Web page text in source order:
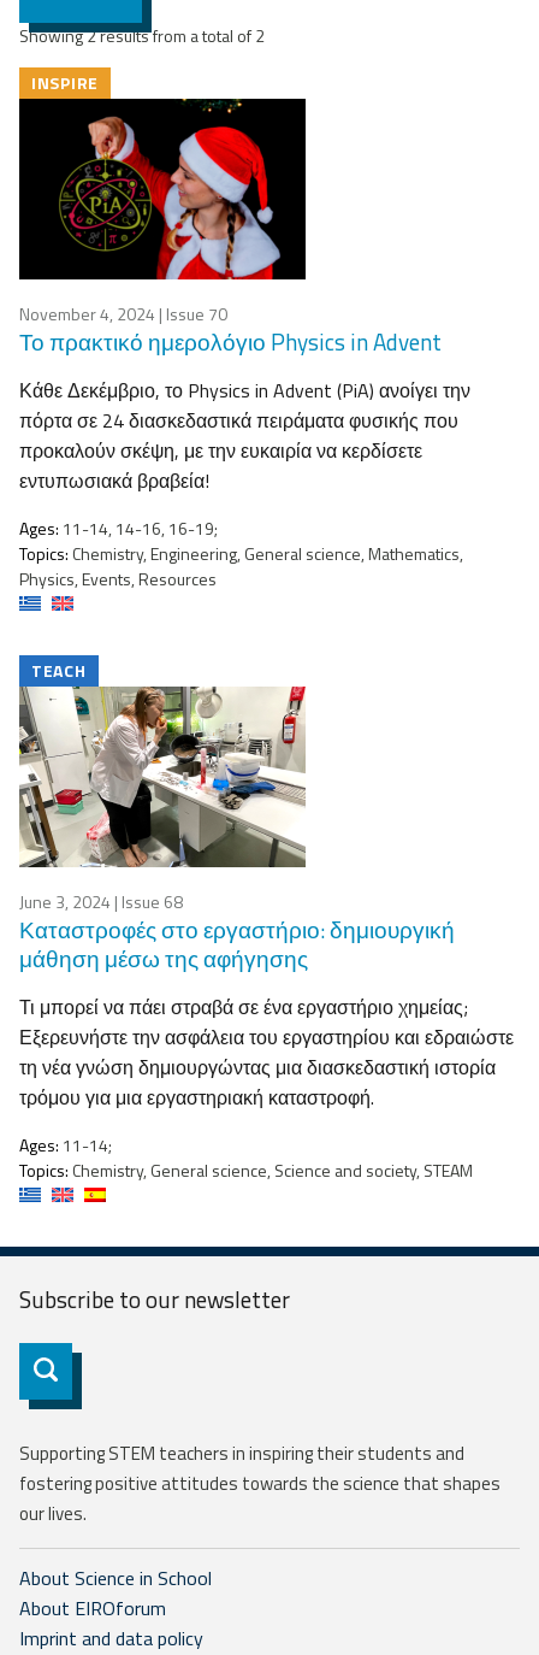
Showing 2 results from a total of 2
INSPIRE
November 4, 2024 | Issue 70
Το πρακτικό ημερολόγιο Physics in Advent
Κάθε Δεκέμβριο, το Physics in Advent (PiA) ανοίγει την
πόρτα σε 24 διασκεδαστικά πειράματα φυσικής που
προκαλούν σκέψη, με την ευκαιρία να κερδίσετε
εντυπωσιακά βραβεία!
Ages: 11-14, 14-16, 16-19;
Topics: Chemistry, Engineering, General science, Mathematics,
Physics, Events, Resources
TEACH
June 3, 2024 | Issue 68
Καταστροφές στο εργαστήριο: δημιουργική
μάθηση μέσω της αφήγησης
Τι μπορεί να πάει στραβά σε ένα εργαστήριο χημείας;
Εξερευνήστε την ασφάλεια του εργαστηρίου και εδραιώστε
τη νέα γνώση δημιουργώντας μια διασκεδαστική ιστορία
τρόμου για μια εργαστηριακή καταστροφή.
Ages: 11-14;
Topics: Chemistry, General science, Science and society, STEAM
Subscribe to ournewsletter
Subscribe
Supporting STEM teachers in inspiring their students and
fostering positive attitudes towards the science that shapes
our lives.
About Science in School
About EIROforum
Imprint and data policy